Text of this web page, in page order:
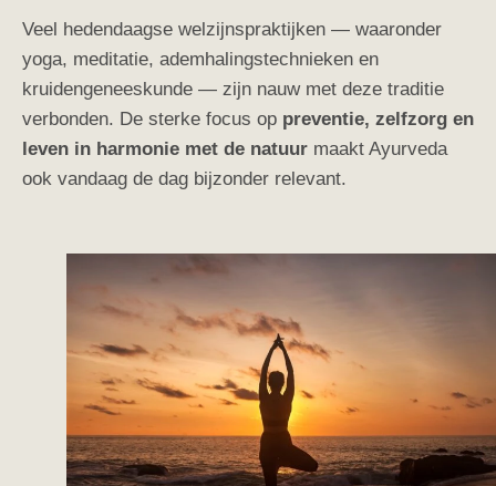
Veel hedendaagse welzijnspraktijken — waaronder
yoga, meditatie, ademhalingstechnieken en
kruidengeneeskunde — zijn nauw met deze traditie
verbonden. De sterke focus op preventie, zelfzorg en
leven in harmonie met de natuur maakt Ayurveda
ook vandaag de dag bijzonder relevant.